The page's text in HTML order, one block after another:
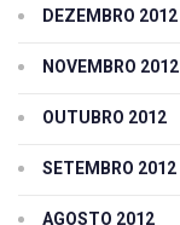
DEZEMBRO 2012
NOVEMBRO 2012
OUTUBRO 2012
SETEMBRO 2012
AGOSTO 2012